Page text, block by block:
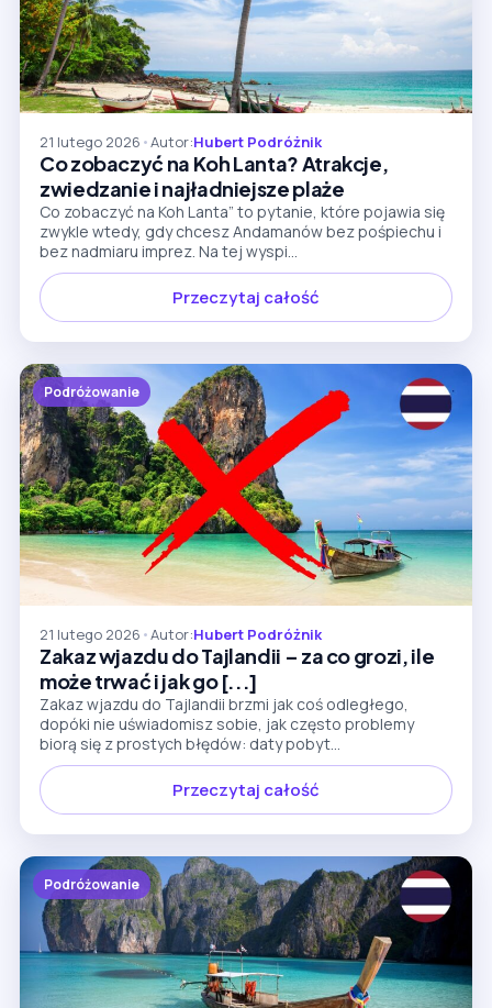
21 lutego 2026 •Autor:Hubert Podróżnik
Co zobaczyć na Koh Lanta? Atrakcje,
zwiedzanie i najładniejsze plaże
Co zobaczyć na Koh Lanta” to pytanie, które pojawia się
zwykle wtedy, gdy chcesz Andamanów bez pośpiechu i
bez nadmiaru imprez. Na tej wyspi...
Przeczytaj całość
Podróżowanie
21 lutego 2026 •Autor:Hubert Podróżnik
Zakaz wjazdu do Tajlandii – za co grozi, ile
może trwać i jak go [...]
Zakaz wjazdu do Tajlandii brzmi jak coś odległego,
dopóki nie uświadomisz sobie, jak często problemy
biorą się z prostych błędów: daty pobyt...
Przeczytaj całość
Podróżowanie